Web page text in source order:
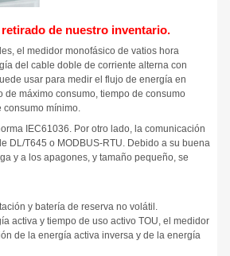
de nuestro inventario.
el medidor monofásico de vatios hora
del cable doble de corriente alterna con
usar para medir el flujo de energía en
máximo consumo, tiempo de consumo
consumo mínimo.
IEC61036. Por otro lado, la comunicación
DL/T645 o MODBUS-RTU. Debido a su buena
y a los apagones, y tamaño pequeño, se
y batería de reserva no volátil.
activa y tiempo de uso activo TOU, el medidor
de la energía activa inversa y de la energía